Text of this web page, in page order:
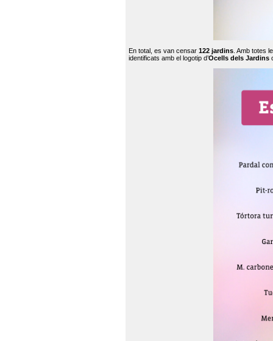
En total, es van censar 122 jardins . Amb totes
identificats amb el logotip d’Ocells dels Jardins